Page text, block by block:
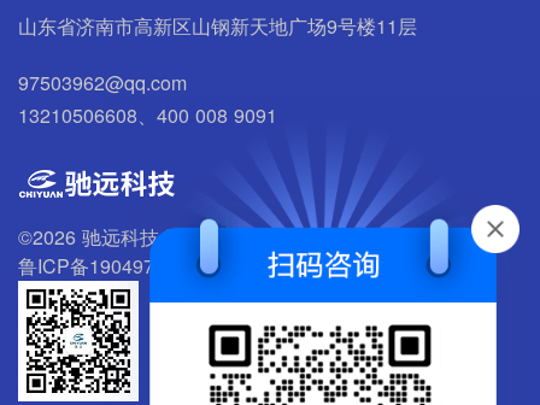
山东省济南市高新区山钢新天地广场9号楼11层
97503962@qq.com
13210506608、400 008 9091
©2026 驰远科技 版权所有
鲁ICP备19049700号